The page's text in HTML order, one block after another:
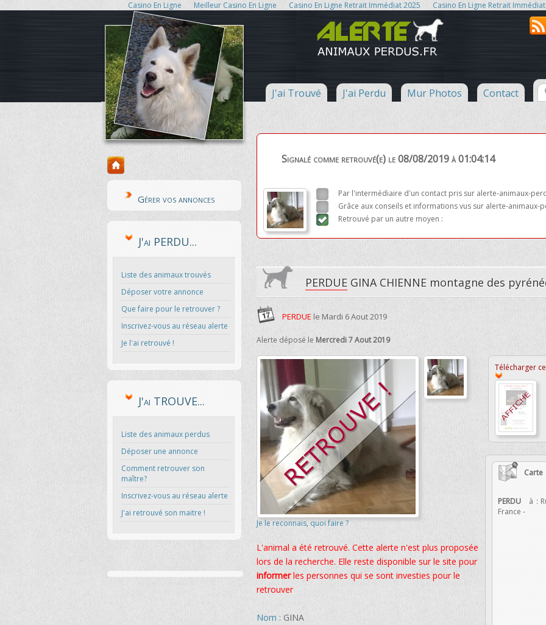
Casino En Ligne Meilleur Casino En Ligne Casino En Ligne Retrait Immédiat 2025 Casino En Ligne Retrait Immédiat
J'ai Trouvé J'ai Perdu Mur Photos Contact
Gérer vos annonces
J'ai PERDU...
Liste des animaux trouvés
Déposer votre annonce
Que faire pour le retrouver ?
Inscrivez-vous au réseau alerte
Je l'ai retrouvé !
J'ai TROUVE...
Liste des animaux perdus
Déposer une annonce
Comment retrouver son
maître?
Inscrivez-vous au réseau alerte
J'ai retrouvé son maitre !
Signalé comme retrouvé(e) le 08/08/2019 à 01:04:14
Par l'intermédiaire d'un contact pris sur alerte-animaux-
Grâce aux conseils et informations vus sur alerte-animaux-
Retrouvé par un autre moyen :
PERDUE GINA CHIENNE montagne des
PERDUE le Mardi 6 Aout 2019
Alerte déposé le Mercredi 7 Aout 2019
Je le reconnais, quoi faire ?
L'animal a été retrouvé. Cette alerte n'est plus proposée
lors de la recherche. Elle reste disponible sur le site pour
informerles personnes qui se sont investies pour le
retrouver
Nom : GINA
Télécharger
Carte
PERDU à :
France -